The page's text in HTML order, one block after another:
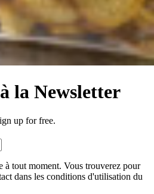
la Newsletter
up for free.
à tout moment. Vous trouverez pour
dans les conditions d'utilisation du